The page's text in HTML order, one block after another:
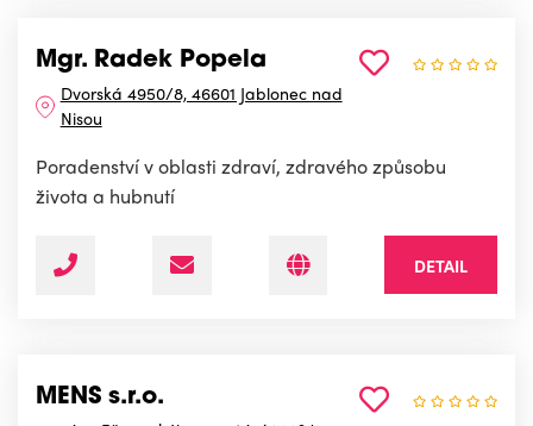
Mgr. Radek Popela
Dvorská 4950/8, 46601 Jablonec nad
Nisou
Poradenství v oblasti zdraví, zdravého způsobu
života a hubnutí
DETAIL
MENS s.r.o.